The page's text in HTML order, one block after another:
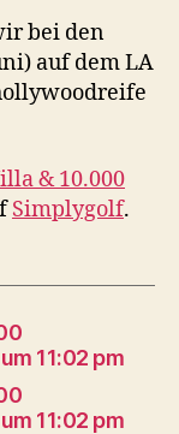
bei den
auf dem LA
& 10.000
Simplygolf.
11:02 pm
11:02 pm